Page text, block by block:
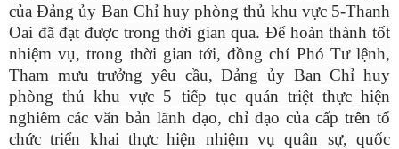
của Đảng ủy Ban Chỉ huy phòng thủ khu vực 5-Thanh
Oai đã đạt được trong thời gian qua. Để hoàn thành tốt
nhiệm vụ, trong thời gian tới, đồng chí Phó Tư lệnh,
Tham mưu trưởng yêu cầu, Đảng ủy Ban Chỉ huy
phòng thủ khu vực 5 tiếp tục quán triệt thực hiện
nghiêm các văn bản lãnh đạo, chỉ đạo của cấp trên tổ
chức triển khai thực hiện nhiệm vụ quân sự, quốc